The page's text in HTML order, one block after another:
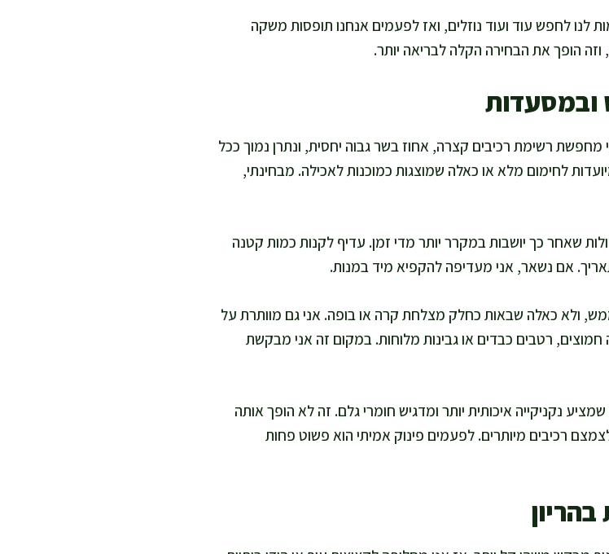
לנו לחפש עוד ועוד נוזלים, ואז לפעמים אנחנו תופסות משקה
הופך את הבחירה הקלה לבריאה יותר.
ובמסעדות
מחפשת רשימת רכיבים קצרה, אחוז בשר גבוה יחסית, ונתרן נמוך ככל
לחימום מלא או כאלה שמוצגות כמוכנות לאכילה. מבחינתי,
שאחר כך יושבות במקרר יותר מדי זמן. עדיף לקנות כמות קטנה
אם נשאר, אני מעדיפה להקפיא מיד במנות.
ולא כאלה שבאות כחלק מצלחת קרה או בופה. אני גם מוותרת על
רטבים כבדים או גבינות מלוחות. במקום זה אני מבקשת
נקניקייה איכותית יותר ומדגיש חומרי גלם. זה לא הופך אותה
רכיבים מיותרים. לפעמים פינוק אמיתי הוא פשוט פחות